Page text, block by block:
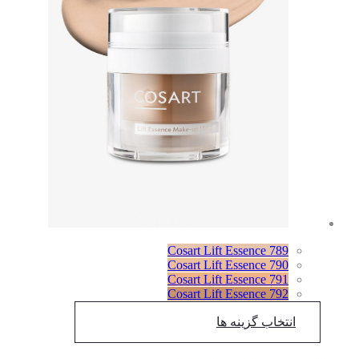
Cosart Lift Essence 789
Cosart Lift Essence 790
Cosart Lift Essence 791
Cosart Lift Essence 792
انتخاب گزینه ها